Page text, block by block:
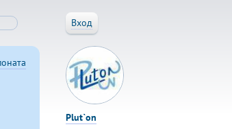
Вход
Plut`on